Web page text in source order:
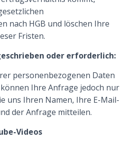
nach HGB und löschen Ihre
Fristen.
oder erforderlich:
personenbezogenen Daten
Ihre Anfrage jedoch nur
uns Ihren Namen, Ihre E-Mail-
der Anfrage mitteilen.
Videos